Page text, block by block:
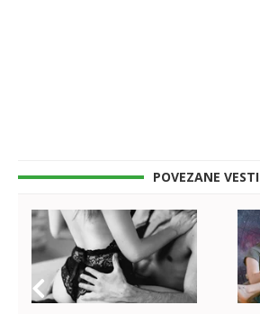
POVEZANE VESTI